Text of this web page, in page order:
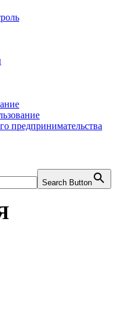
предпринимательства
Search Button